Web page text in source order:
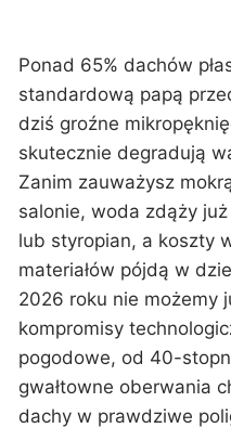
Ponad 65% dachów
standardową papą
dziś groźne
skutecznie degradują
Zanim zauważysz
salonie, woda zdąży
lub styropian, a koszty
materiałów pójdą w
2026 roku nie możemy
kompromisy
pogodowe, od 40-
gwałtowne oberwania
dachy w prawdziwe